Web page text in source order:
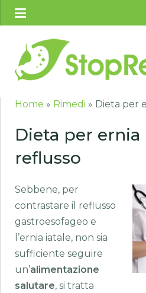
Home » Rimedi » Dieta per
Dieta per ernia
reflusso
Sebbene, per
contrastare il reflusso
gastroesofageo e
l’ernia iatale, non sia
sufficiente seguire
un’alimentazione
salutare, si tratta